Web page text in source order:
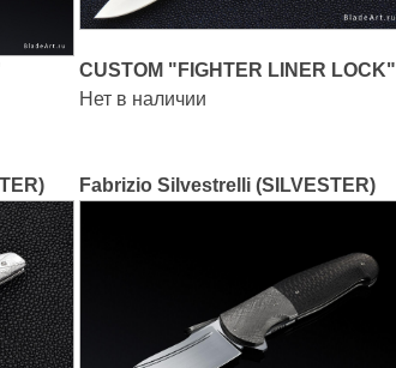
CUSTOM "FIGHTER LINER LOCK"
Нет в наличии
Fabrizio Silvestrelli (SILVESTER)